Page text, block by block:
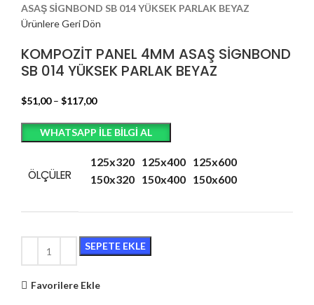
ASAŞ SİGNBOND SB 014 YÜKSEK PARLAK BEYAZ
Ürünlere Geri Dön
KOMPOZİT PANEL 4MM ASAŞ SİGNBOND
SB 014 YÜKSEK PARLAK BEYAZ
$51,00 – $117,00
WHATSAPP ILE BILGI AL
ÖLÇÜLER
125x320 125x400 125x600
150x320 150x400 150x600
SEPETE EKLE
Favorilere Ekle